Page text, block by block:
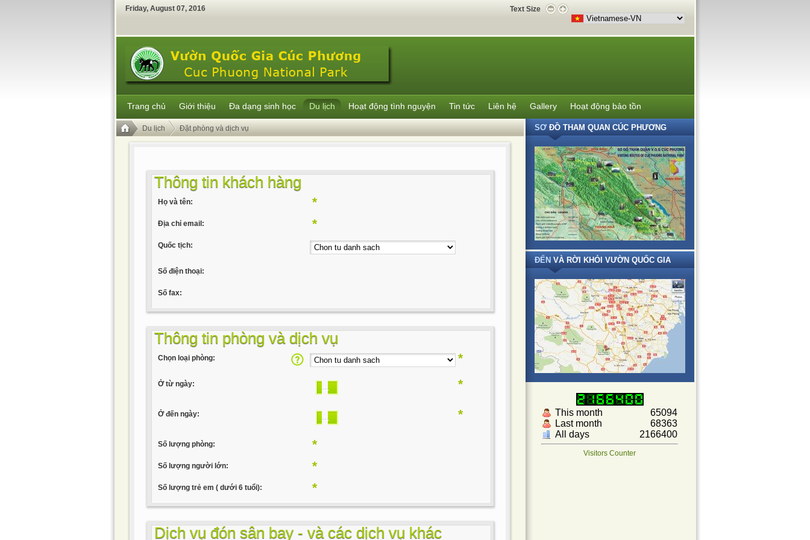
Friday, August 07, 2016 Text Size
Trang chủ Giới thiệu Đa dạng sinh học Du lịch Hoạt động tình nguyện Tin tức Liên hệ Gallery Hoạt động bảo tồn
Du lịch Đặt phòng và dịch vụ
Thông tin khách hàng
Họ và tên: *
Địa chỉ email: *
Quốc tịch:
Số điện thoại:
Số fax:
Thông tin phòng và dịch vụ
Chọn loại phòng: *
Ở từ ngày: ... *
Ở đến ngày: ... *
Số lượng phòng: *
Số lượng người lớn: *
Số lượng trẻ em ( dưới 6 tuổi): *
Dịch vụ đón sân bay - và các dịch vụ khác
SƠĐỒ THAM QUAN CÚC PHƯƠNG
ĐẾN VÀ RỜI KHỎI VƯỜN QUỐC GIA
This month
65094
Last month
68363
All days
2166400
Visitors Counter